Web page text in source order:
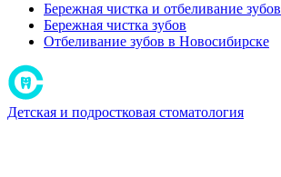
Бережная чистка и отбеливание зубов
Бережная чистка зубов
Отбеливание зубов в Новосибирске
Детская и подростковая стоматология